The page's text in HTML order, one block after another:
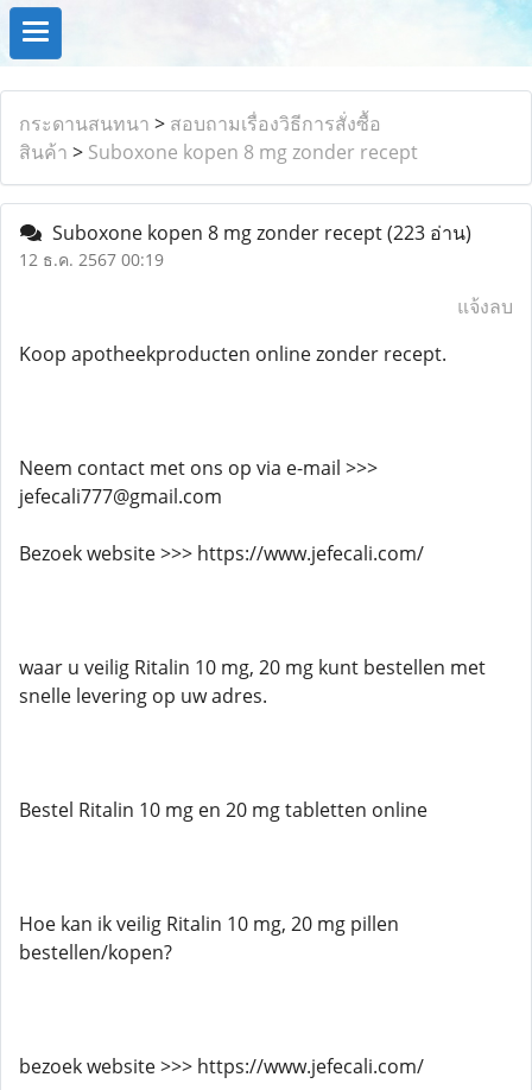
กระดานสนทนา > สอบถามเรื่องวิธีการสั่งซื้อ
สินค้า > Suboxone kopen 8 mg zonder recept
Suboxone kopen 8 mg zonder recept(223 อ่าน)
12 ธ.ค. 2567 00:19
แจ้งลบ
Koop apotheekproducten online zonder recept.
Neem contact met ons op via e-mail >>>
jefecali777@gmail.com
Bezoek website >>> https://www.jefecali.com/
waar u veilig Ritalin 10 mg, 20 mg kunt bestellen met
snelle levering op uw adres.
Bestel Ritalin 10 mg en 20 mg tabletten online
Hoe kan ik veilig Ritalin 10 mg, 20 mg pillen
bestellen/kopen?
bezoek website >>> https://www.jefecali.com/